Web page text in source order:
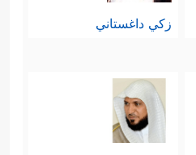
زكي داغستاني